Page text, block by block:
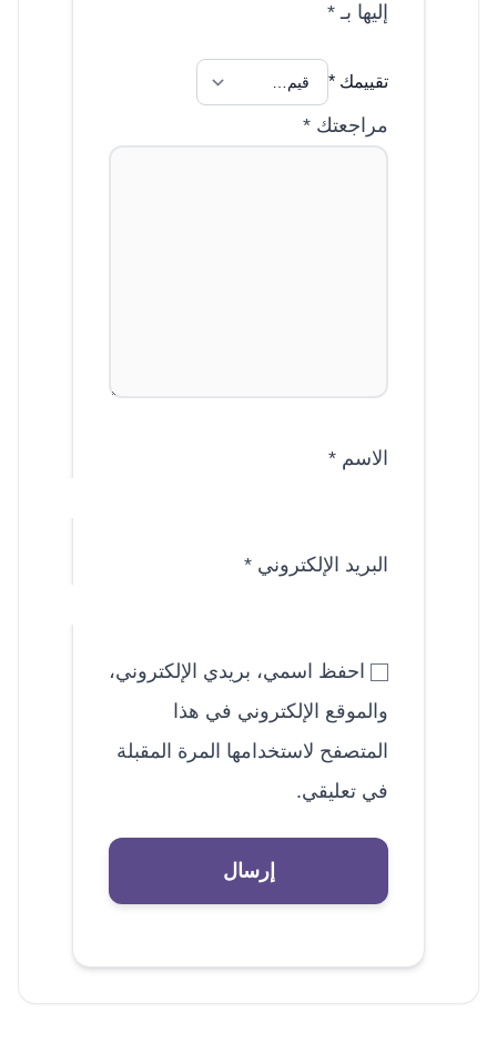
إليها بـ *
تقييمك *
مراجعتك *
الاسم *
البريد الإلكتروني *
احفظ اسمي، بريدي الإلكتروني،
والموقع الإلكتروني في هذا
المتصفح لاستخدامها المرة المقبلة
في تعليقي.